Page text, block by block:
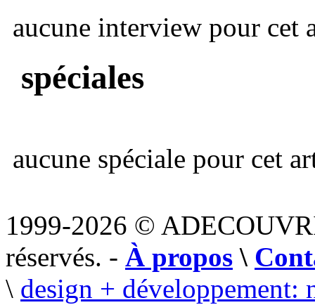
aucune interview pour cet
spéciales
aucune spéciale pour cet
1999-2026 ©
réservés. - À propos \
\ design + développement: